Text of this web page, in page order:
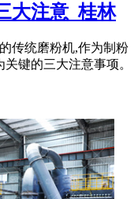
大注意_桂林
传统磨粉机,作为制粉
键的三大注意事项。